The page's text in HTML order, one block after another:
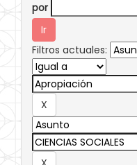
por
Filtros actuales: